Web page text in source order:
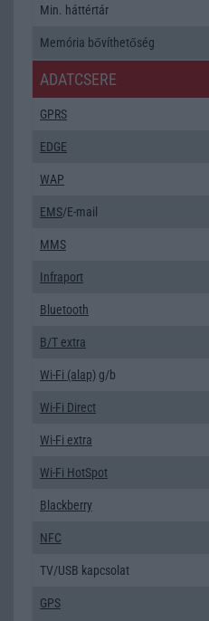
Min. háttértár
Memória bővíthetőség
ADATCSERE
GPRS
EDGE
WAP
EMS/E-mail
MMS
Infraport
Bluetooth
B/T extra
Wi-Fi (alap) g/b
Wi-Fi Direct
Wi-Fi extra
Wi-Fi HotSpot
Blackberry
NFC
TV/USB kapcsolat
GPS